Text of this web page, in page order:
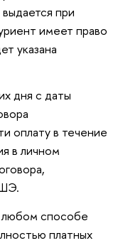
при
имеет право
указана
дня с даты
оплату в течение
в личном
любом способе
платных